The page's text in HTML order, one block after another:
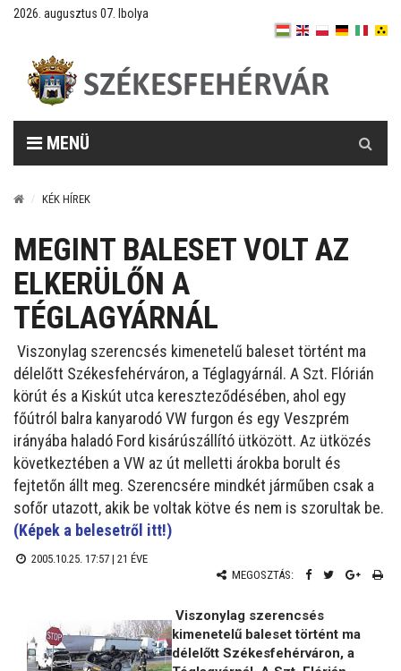
2026. augusztus 07. Ibolya
MENÜ
KÉK HÍREK
MEGINT BALESET VOLT AZ
ELKERÜLŐN A
TÉGLAGYÁRNÁL
Viszonylag szerencsés kimenetelű baleset történt ma
délelőtt Székesfehérváron, a Téglagyárnál. A Szt. Flórián
körút és a Kiskút utca kereszteződésében, ahol egy
főútról balra kanyarodó VW furgon és egy Veszprém
irányába haladó Ford kisárúszállító ütközött. Az ütközés
következtében a VW az út melletti árokba borult és
fejtetőn állt meg. Szerencsére mindkét járműben csak a
sofőr utazott, akik be voltak kötve és nem is szorultak be.
(Képek a belesetről itt!)
2005.10.25. 17:57 | 21 ÉVE
MEGOSZTÁS:
Viszonylag szerencsés
kimenetelű baleset történt ma
délelőtt Székesfehérváron, a